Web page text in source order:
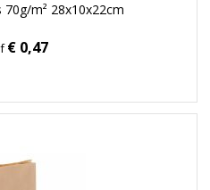
m² 28x10x22cm
€ 0,47